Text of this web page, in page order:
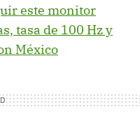
este monitor
tasa de 100 Hz y
México